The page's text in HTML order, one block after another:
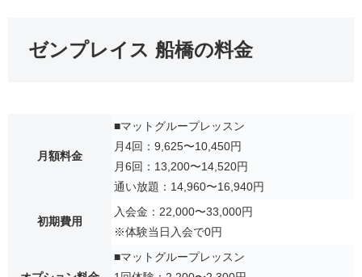
ゼンプレイス 船橋の料金
月額料金
■マットグループレッスン
月4回：9,625〜10,450円
月6回：13,200〜14,520円
通い放題：14,960〜16,940円
初期費用
入会金：22,000〜33,000円
※体験当日入会で0円
■マットグループレッスン